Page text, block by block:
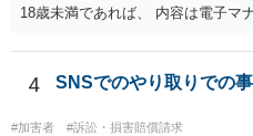
18歳未満であれば、 内容は電子マ
画の尺は10分ほど、服を着たまま
して、要求された金額(1000円程
欲しい、住んでいる都道府県と区
4 SNSでのやり取りでの事
#加害者 #訴訟・損害賠償請求